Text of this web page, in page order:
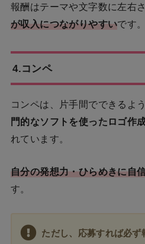
報酬はテーマや文字数に左右
が収入につながりやすいです。
4.コンペ
コンペは、片手間でできるよ
門的なソフトを使ったロゴ作
れています。
自分の発想力・ひらめきに自
す。
ただし、応募すれば必